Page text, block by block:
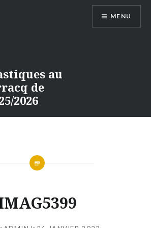
au
de
2026
MENU